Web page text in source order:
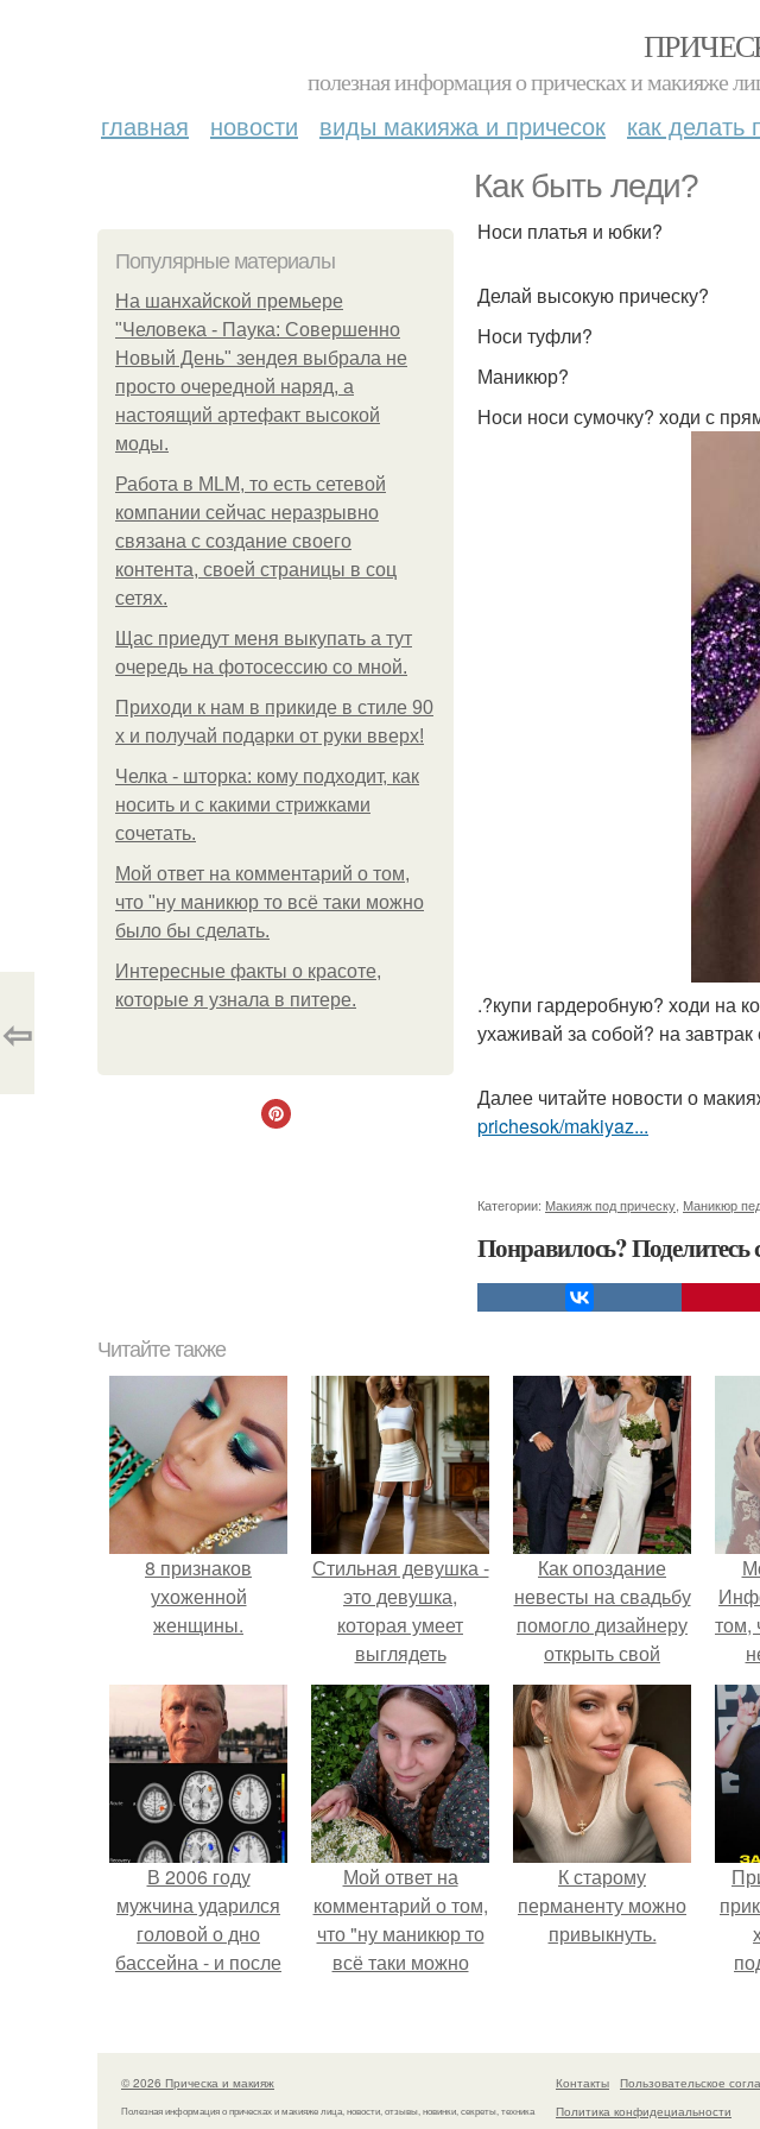
полезная информация о прическах и макияже
главная новости виды макияжа и причесок как делать
Как быть леди?
Популярные материалы
На шанхайской премьере
"Человека - Паука: Совершенно
Новый День" зендея выбрала не
просто очередной наряд, а
настоящий артефакт высокой
моды.
Работа в MLM, то есть сетевой
компании сейчас неразрывно
связана с создание своего
контента, своей страницы в соц
сетях.
Щас приедут меня выкупать а тут
очередь на фотосессию со мной.
Приходи к нам в прикиде в стиле 90
х и получай подарки от руки вверх!
Челка - шторка: кому подходит, как
носить и с какими стрижками
сочетать.
Мой ответ на комментарий о том,
что "ну маникюр то всё таки можно
было бы сделать.
Интересные факты о красоте,
которые я узнала в питере.
Носи платья и юбки?
Делай высокую прическу?
Носи туфли?
Маникюр?
Носи носи сумочку? ходи с
.?купи гардеробную? ходи на
ухаживай за собой? на
Далее читайте новости о
prichesok/makiyaz...
Категории: Макияж под прическу Маникюр
Понравилось? Поделитесь
⇦
Читайте также
8 признаков
ухоженной
женщины.
Стильная девушка -
это девушка,
которая умеет
выглядеть
привлекательно и
элегантно в любои
ситуации.
Как опоздание
невесты на свадьбу
помогло дизайнеру
открыть свой
бренд.
том,
В 2006 году
мужчина ударился
головой о дно
бассейна - и после
странным образом.
Мой ответ на
комментарий о том,
что "ну маникюр то
всё таки можно
К старому
перманенту можно
привыкнуть.
© 2026 Прическа и макияж
Полезная информация о прическах и макияже лица, новости, отзывы, новинки, секреты, техника
Контакты
Пользовательское
Политика конфидециальности